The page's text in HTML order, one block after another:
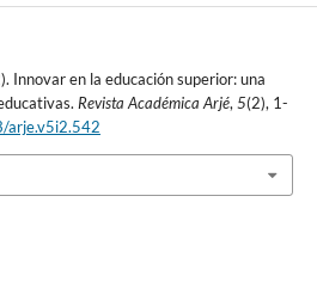
Innovar en la educación superior: una
Revista Académica Arjé, 5(2), 1-
arje.v5i2.542